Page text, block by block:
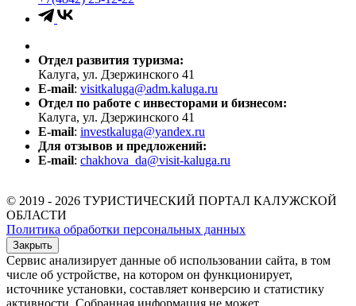
Отдел развития туризма:
Калуга, ул. Дзержинского 41
E-mail: visitkaluga@adm.kaluga.ru
Отдел по работе с инвесторами и бизнесом:
Калуга, ул. Дзержинского 41
E-mail: investkaluga@yandex.ru
Для отзывов и предложений:
E-mail: chakhova_da@visit-kaluga.ru
© 2019 - 2026 ТУРИСТИЧЕСКИЙ ПОРТАЛ КАЛУЖСКОЙ
ОБЛАСТИ
Политика обработки персональных данных
Закрыть
Сервис анализирует данные об использовании сайта, в том
числе об устройстве, на котором он функционирует,
источнике установки, составляет конверсию и статистику
активности. Собранная информация не может